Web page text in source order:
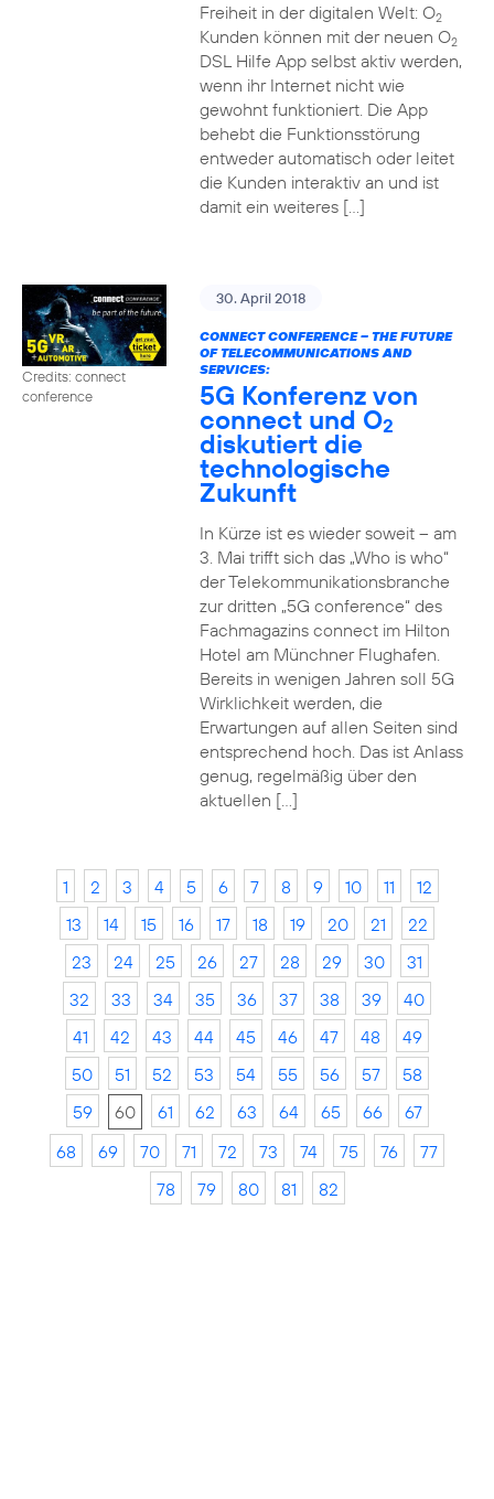
Freiheit in der digitalen Welt: O2
Kunden können mit der neuen O2
DSL Hilfe App selbst aktiv werden,
wenn ihr Internet nicht wie
gewohnt funktioniert. Die App
behebt die Funktionsstörung
entweder automatisch oder leitet
die Kunden interaktiv an und ist
damit ein weiteres […]
Credits: connect
conference
30. April 2018
CONNECT CONFERENCE – THE FUTURE
OF TELECOMMUNICATIONS AND
SERVICES:
5G Konferenz von
connect und O2
diskutiert die
technologische
Zukunft
In Kürze ist es wieder soweit – am
3. Mai trifft sich das „Who is who“
der Telekommunikationsbranche
zur dritten „5G conference“ des
Fachmagazins connect im Hilton
Hotel am Münchner Flughafen.
Bereits in wenigen Jahren soll 5G
Wirklichkeit werden, die
Erwartungen auf allen Seiten sind
entsprechend hoch. Das ist Anlass
genug, regelmäßig über den
aktuellen […]
1 2 3 4 5 6 7 8 9 10 11
12
13
14 15 16 17 18 19 20 21
22
23
24 25 26 27 28 29 30
31
32
33 34 35 36 37 38 39
40
41
42 43 44 45 46 47 48
49
50
51 52 53 54 55 56 57
58
59
60 61 62 63 64 65 66
67
68
69 70 71 72 73 74 75 76
77
78
79 80 81 82